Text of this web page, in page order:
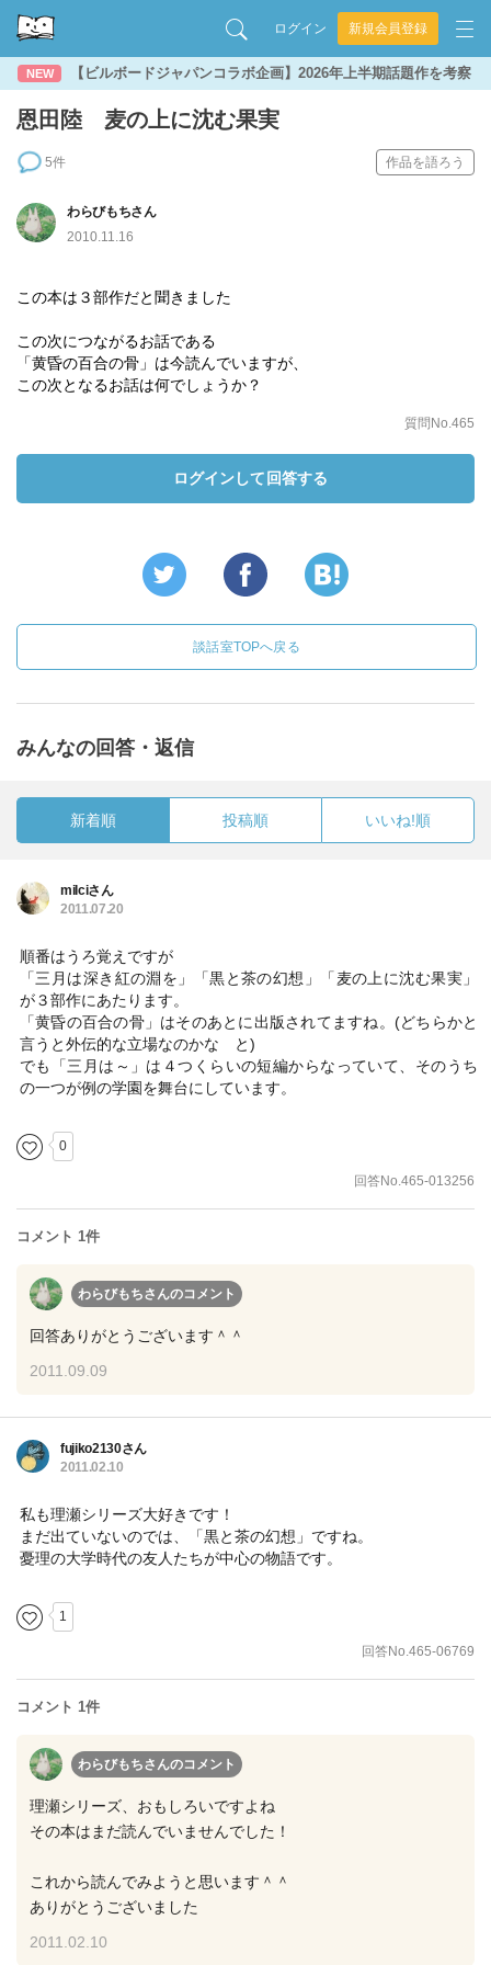
ログイン 新規会員登録
NEW 【ビルボードジャパンコラボ企画】2026年上半期話題作を考察
恩田陸 麦の上に沈む果実
5件 作品を語ろう
わらびもちさん
2010.11.16
この本は３部作だと聞きました
この次につながるお話である
「黄昏の百合の骨」は今読んでいますが、
この次となるお話は何でしょうか？
質問No.465
ログインして回答する
談話室TOPへ戻る
みんなの回答・返信
新着順 投稿順 いいね!順
milciさん
2011.07.20
順番はうろ覚えですが
「三月は深き紅の淵を」「黒と茶の幻想」「麦の上に沈む果実」
が３部作にあたります。
「黄昏の百合の骨」はそのあとに出版されてますね。(どちらかと
言うと外伝的な立場なのかな と)
でも「三月は～」は４つくらいの短編からなっていて、そのうち
の一つが例の学園を舞台にしています。
0
回答No.465-013256
コメント 1件
わらびもちさんのコメント
回答ありがとうございます＾＾
2011.09.09
fujiko2130さん
2011.02.10
私も理瀬シリーズ大好きです！
まだ出ていないのでは、「黒と茶の幻想」ですね。
憂理の大学時代の友人たちが中心の物語です。
1
回答No.465-06769
コメント 1件
わらびもちさんのコメント
理瀬シリーズ、おもしろいですよね
その本はまだ読んでいませんでした！
これから読んでみようと思います＾＾
ありがとうございました
2011.02.10